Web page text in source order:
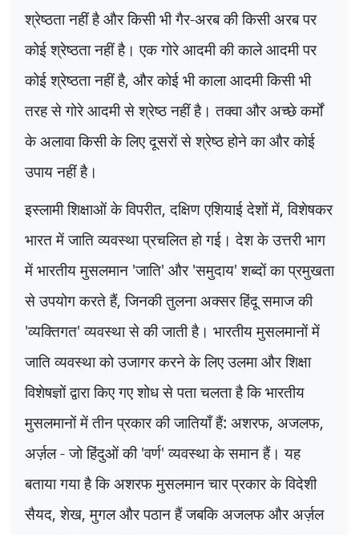
श्रेष्ठता नहीं है और किसी भी गैर-अरब की किसी अरब पर
कोई श्रेष्ठता नहीं है। एक गोरे आदमी की काले आदमी पर
कोई श्रेष्ठता नहीं है, और कोई भी काला आदमी किसी भी
तरह से गोरे आदमी से श्रेष्ठ नहीं है। तक्वा और अच्छे कर्मों
के अलावा किसी के लिए दूसरों से श्रेष्ठ होने का और कोई
उपाय नहीं है।
इस्लामी शिक्षाओं के विपरीत,दक्षिण एशियाई देशों में,विशेषकर
भारत में जाति व्यवस्था प्रचलित हो गई। देश के उत्तरी भाग
में भारतीय मुसलमान 'जाति' और'समुदाय'शब्दों का प्रमुखता
से उपयोग करते हैं,जिनकी तुलना अक्सर हिंदू समाज की
'व्यक्तिगत'व्यवस्था से की जाती है। भारतीय मुसलमानों में
जाति व्यवस्था को उजागर करने के लिए उलमा और शिक्षा
विशेषज्ञों द्वारा किए गए शोध से पता चलता है कि भारतीय
मुसलमानों में तीन प्रकार की जातियाँ हैं: अशरफ, अजलफ,
अर्ज़ल - जो हिंदुओं की'वर्ण'व्यवस्था के समान हैं। यह
बताया गया है कि अशरफ मुसलमान चार प्रकार के विदेशी
सैयद,शेख,मुगल और पठान हैं जबकि अजलफ और अर्ज़ल